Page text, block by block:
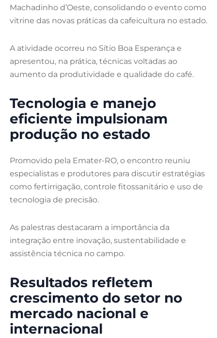
Machadinho d’Oeste, consolidando o evento como
vitrine das novas práticas da cafeicultura no estado.
A atividade ocorreu no Sítio Boa Esperança e
apresentou, na prática, técnicas voltadas ao
aumento da produtividade e qualidade do café.
Tecnologia e manejo
eficiente impulsionam
produção no estado
Promovido pela Emater-RO, o encontro reuniu
especialistas e produtores para discutir estratégias
como fertirrigação, controle fitossanitário e uso de
tecnologia de precisão.
As palestras destacaram a importância da
integração entre inovação, sustentabilidade e
assistência técnica no campo.
Resultados refletem
crescimento do setor no
mercado nacional e
internacional